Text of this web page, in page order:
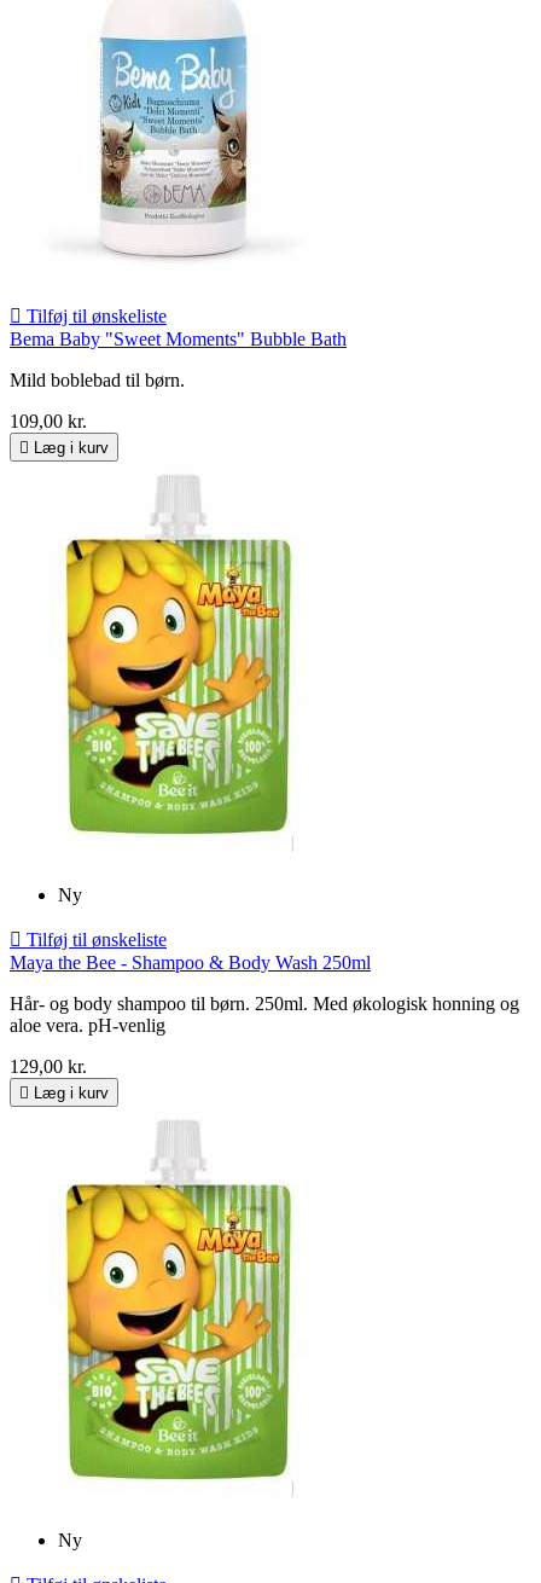
 Tilføj til ønskeliste
Bema Baby "Sweet Moments" Bubble Bath
Mild boblebad til børn.
109,00 kr.
 Læg i kurv
Ny
 Tilføj til ønskeliste
Maya the Bee - Shampoo & Body Wash 250ml
Hår- og body shampoo til børn. 250ml. Med økologisk honning og
aloe vera. pH-venlig
129,00 kr.
 Læg i kurv
Ny